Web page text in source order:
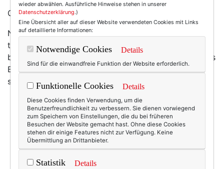
Grün grün grün sind alle meine Kleider ...
Nee, nicht alle, die wenigsten eigentlich, aber heute
traf eins aufs andere, selten genutzter Schmuck auf
bislang ungetragene Schuhe, ein bisschen zu rüschiges
Blüschen auf viele Blätter an unserer Eiche - und
schwupp war sie fertig, die Muttertagsgarderobe!
wieder abwählen. Ausführliche Hinweise stehen in unserer
Datenschutzerklärung.)
Eine Übersicht aller auf dieser Website verwendeten Cookies mit Links
auf detaillierte Informationen:
Notwendige Cookies Details
Sind für die einwandfreie Funktion der Website erforderlich.
Funktionelle Cookies Details
Diese Cookies finden Verwendung, um die
Benutzerfreundlichkeit zu verbessern. Sie dienen vorwiegend
zum Speichern von Einstellungen, die du bei früheren
Besuchen der Website gemacht hast. Ohne diese Cookies
stehen dir einige Features nicht zur Verfügung. Keine
Übermittlung an Drittanbieter.
Statistik Details